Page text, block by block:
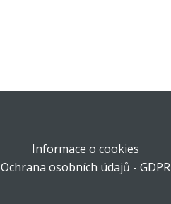
Informace o cookies
Ochrana osobních údajů - GDPR